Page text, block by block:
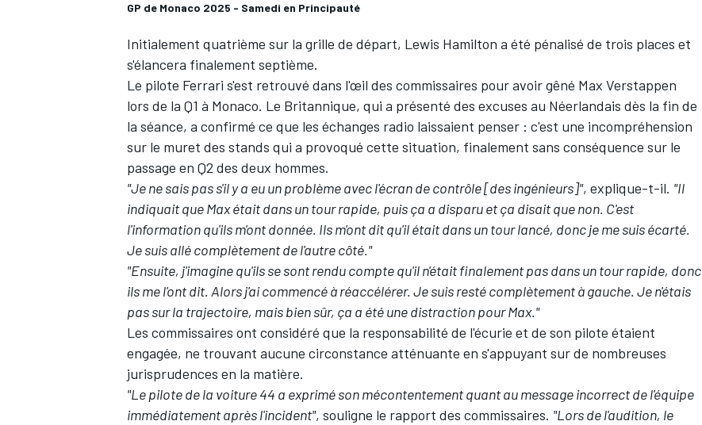
WEC
GP de Monaco 2025 - Samedi en Principauté
Initialement quatrième sur la grille de départ, Lewis Hamilton a été pénalisé de trois places et
s'élancera finalement septième.
Le pilote Ferrari s'est retrouvé dans l'œil des commissaires pour avoir gêné Max Verstappen
lors de la Q1 à Monaco. Le Britannique, qui a présenté des excuses au Néerlandais dès la fin de
la séance, a confirmé ce que les échanges radio laissaient penser : c'est une incompréhension
sur le muret des stands qui a provoqué cette situation, finalement sans conséquence sur le
passage en Q2 des deux hommes.
"Je ne sais pas s'il y a eu un problème avec l'écran de contrôle [des ingénieurs]", explique-t-il. "Il
indiquait que Max était dans un tour rapide, puis ça a disparu et ça disait que non. C'est
l'information qu'ils m'ont donnée. Ils m'ont dit qu'il était dans un tour lancé, donc je me suis écarté.
Je suis allé complètement de l'autre côté."
"Ensuite, j'imagine qu'ils se sont rendu compte qu'il n'était finalement pas dans un tour rapide, donc
ils me l'ont dit. Alors j'ai commencé à réaccélérer. Je suis resté complètement à gauche. Je n'étais
pas sur la trajectoire, mais bien sûr, ça a été une distraction pour Max."
Les commissaires ont considéré que la responsabilité de l'écurie et de son pilote étaient
engagée, ne trouvant aucune circonstance atténuante en s'appuyant sur de nombreuses
jurisprudences en la matière.
"Le pilote de la voiture 44 a exprimé son mécontentement quant au message incorrect de l'équipe
immédiatement après l'incident", souligne le rapport des commissaires. "Lors de l'audition, le